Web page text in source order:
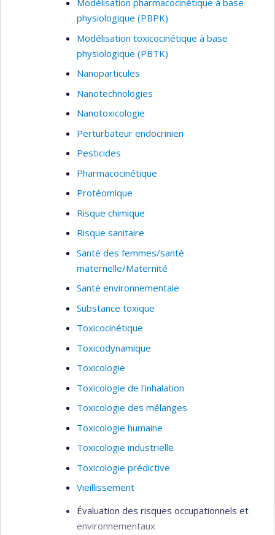
Modélisation pharmacocinétique à base
physiologique (PBPK)
Modélisation toxicocinétique à base
physiologique (PBTK)
Nanoparticules
Nanotechnologies
Nanotoxicologie
Perturbateur endocrinien
Pesticides
Pharmacocinétique
Protéomique
Risque chimique
Risque sanitaire
Santé des femmes/santé
maternelle/Maternité
Santé environnementale
Substance toxique
Toxicocinétique
Toxicodynamique
Toxicologie
Toxicologie de l'inhalation
Toxicologie des mélanges
Toxicologie humaine
Toxicologie industrielle
Toxicologie prédictive
Vieillissement
Évaluation des risques occupationnels et
environnementaux